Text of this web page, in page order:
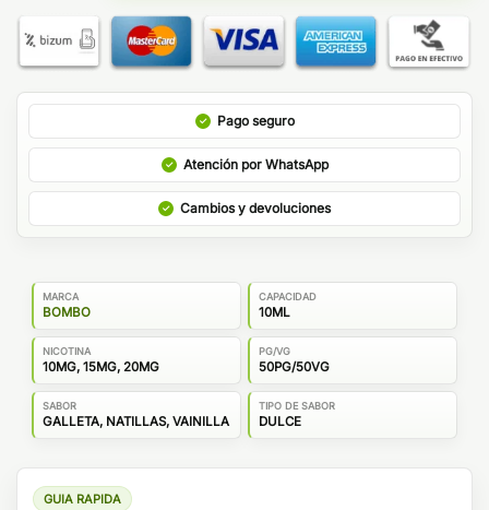
Pago seguro
Atención por WhatsApp
Cambios y devoluciones
MARCA
BOMBO
CAPACIDAD
10ML
NICOTINA
10MG, 15MG, 20MG
PG/VG
50PG/50VG
SABOR
GALLETA, NATILLAS, VAINILLA
TIPO DE SABOR
DULCE
GUIA RAPIDA